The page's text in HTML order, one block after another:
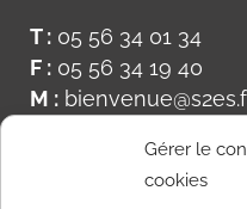
Gérer le
cookies
T : 05 56 34 01 34
F : 05 56 34 19 40
M :